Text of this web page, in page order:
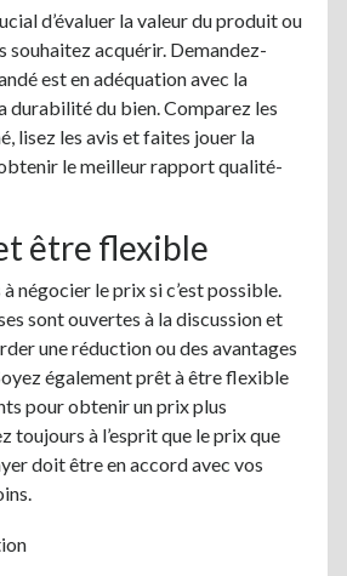
d’évaluer la valeur du produit ou
souhaitez acquérir. Demandez-
est en adéquation avec la
durabilité du bien. Comparez les
lisez les avis et faites jouer la
le meilleur rapport qualité-
être flexible
à négocier le prix si c’est possible.
sont ouvertes à la discussion et
une réduction ou des avantages
également prêt à être flexible
pour obtenir un prix plus
toujours à l’esprit que le prix que
doit être en accord avec vos